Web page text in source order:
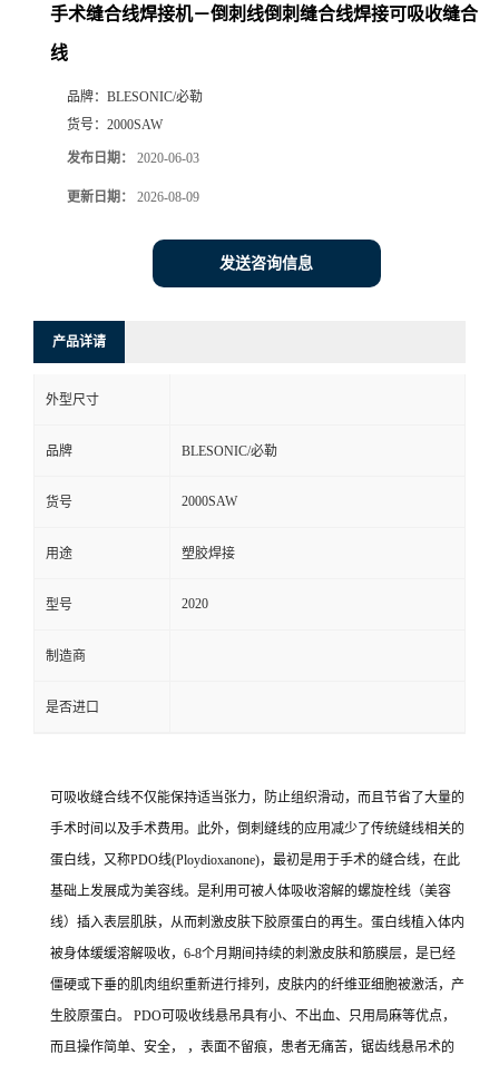
手术缝合线焊接机－倒刺线倒刺缝合线焊接可吸收缝合
线
品牌： BLESONIC/必勒
货号： 2000SAW
发布日期： 2020-06-03
更新日期： 2026-08-09
发送咨询信息
产品详请
外型尺寸
品牌 BLESONIC/必勒
货号 2000SAW
用途 塑胶焊接
型号 2020
制造商
是否进口
可吸收缝合线不仅能保持适当张力，防止组织滑动，而且节省了大量的
手术时间以及手术费用。此外，倒刺缝线的应用减少了传统缝线相关的
蛋白线，又称PDO线(Ploydioxanone)，最初是用于手术的缝合线，在此
基础上发展成为美容线。是利用可被人体吸收溶解的螺旋栓线（美容
线）插入表层肌肤，从而刺激皮肤下胶原蛋白的再生。蛋白线植入体内
被身体缓缓溶解吸收，6-8个月期间持续的刺激皮肤和筋膜层，是已经
僵硬或下垂的肌肉组织重新进行排列，皮肤内的纤维亚细胞被激活，产
生胶原蛋白。 PDO可吸收线悬吊具有小、不出血、只用局麻等优点，
而且操作简单、安全， ，表面不留痕，患者无痛苦，锯齿线悬吊术的